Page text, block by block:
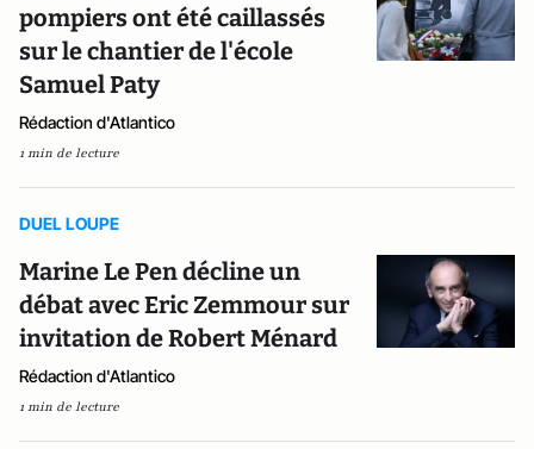
pompiers ont été caillassés
sur le chantier de l'école
Samuel Paty
Rédaction d'Atlantico
1 min de lecture
DUEL LOUPE
Marine Le Pen décline un
débat avec Eric Zemmour sur
invitation de Robert Ménard
Rédaction d'Atlantico
1 min de lecture